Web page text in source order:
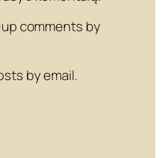
comments by
by email.